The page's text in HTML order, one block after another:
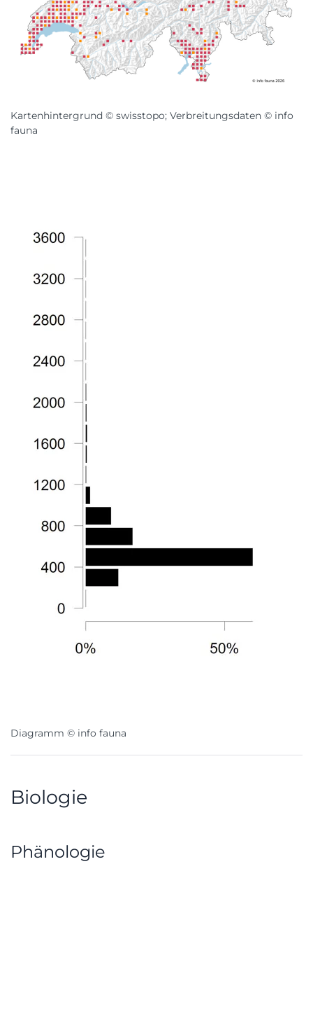
Kartenhintergrund © swisstopo; Verbreitungsdaten © info
fauna
Diagramm © info fauna
Biologie
Phänologie